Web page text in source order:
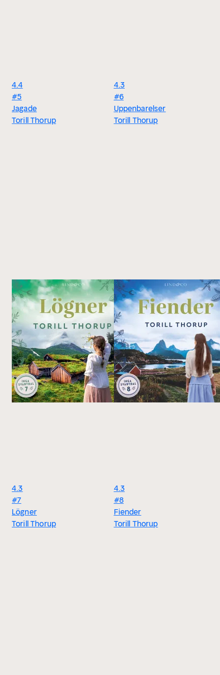
4.4
#5
Jagade
Torill Thorup
4.3
#6
Uppenbarelser
Torill Thorup
4.3
#7
Lögner
Torill Thorup
4.3
#8
Fiender
Torill Thorup